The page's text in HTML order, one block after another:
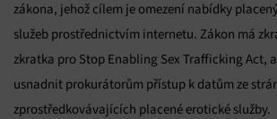
zákona, jehož cílem je omezení nabídky
služeb prostřednictvím internetu. Zákon má
zkratka pro Stop Enabling Sex Trafficking Act,
usnadnit prokurátorům přístup k datům ze
zprostředkovávajících placené erotické služby.